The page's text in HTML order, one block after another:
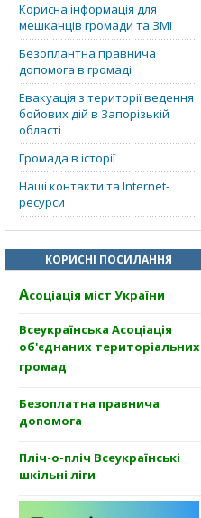
Корисна інформація для
мешканців громади та ЗМІ
Безоплантна правнича
допомога в громаді
Евакуація з території ведення
бойових дій в Запорізькій
області
Громада в історії
Наші контакти та Internet-
ресурси
КОРИСНІ ПОСИЛАННЯ
Асоціація міст України
Всеукраїнська Асоціація
об'єднаних територіальних
громад
Безоплатна правнича
допомога
Пліч-о-пліч Всеукраїнські
шкільні ліги